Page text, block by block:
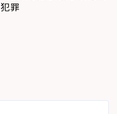
罪